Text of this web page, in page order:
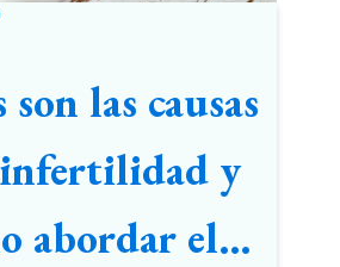
son las causas
y
abordar el